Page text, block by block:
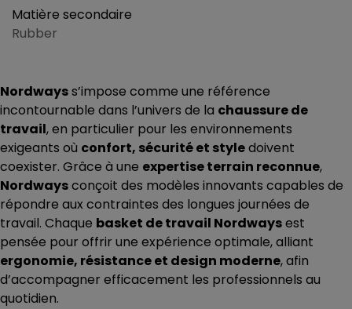
Matière secondaire
Rubber
Nordwayss’impose comme une référence
incontournable dans l’univers de la chaussure de
travail, en particulier pour les environnements
exigeants où confort, sécurité et styledoivent
coexister. Grâce à une expertise terrain reconnue,
Nordwaysconçoit des modèles innovants capables de
répondre aux contraintes des longues journées de
travail. Chaque basket de travail Nordwaysest
pensée pour offrir une expérience optimale, alliant
ergonomie, résistance et design moderne, afin
d’accompagner efficacement les professionnels au
quotidien.